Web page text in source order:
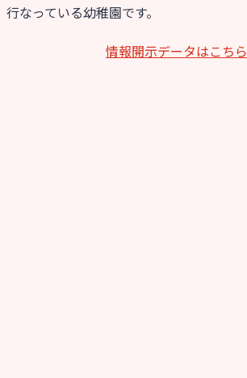
行なっている幼稚園です。
情報開⽰データはこちら